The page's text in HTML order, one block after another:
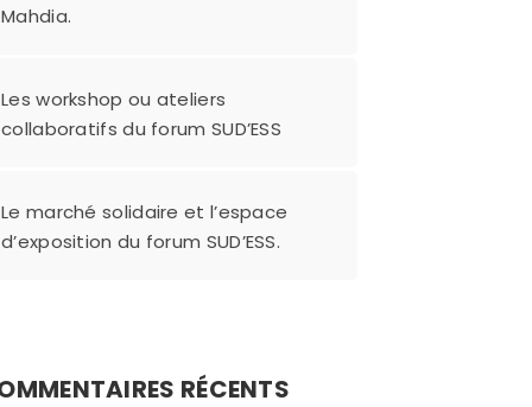
Mahdia.
Les workshop ou ateliers
collaboratifs du forum SUD’ESS
Le marché solidaire et l’espace
d’exposition du forum SUD’ESS.
RÉCENTS